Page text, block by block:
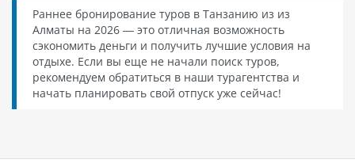
Раннее бронирование туров в Танзанию из из
Алматы на 2026 — это отличная возможность
сэкономить деньги и получить лучшие условия на
отдыхе. Если вы еще не начали поиск туров,
рекомендуем обратиться в наши турагентства и
начать планировать свой отпуск уже сейчас!